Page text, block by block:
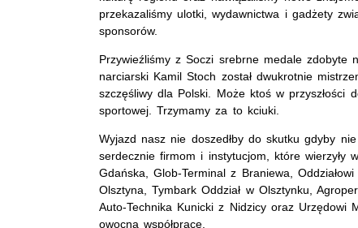
przekazaliśmy ulotki, wydawnictwa i gadżety
sponsorów.
Przywieźliśmy z Soczi srebrne medale zdobyte
narciarski Kamil Stoch został dwukrotnie
szczęśliwy dla Polski. Może ktoś w przyszłości
sportowej. Trzymamy za to kciuki.
Wyjazd nasz nie doszedłby do skutku gdyby
serdecznie firmom i instytucjom, które
Gdańska, Glob-Terminal z Braniewa,
Olsztyna, Tymbark Oddział w Olsztynku,
Auto-Technika Kunicki z Nidzicy oraz Urzędowi
owocną współpracę.